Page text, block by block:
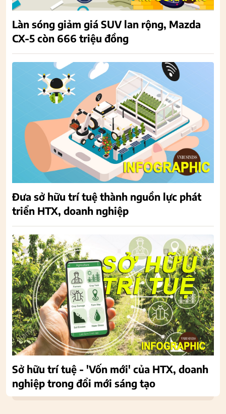
Làn sóng giảm giá SUV lan rộng, Mazda
CX-5 còn 666 triệu đồng
Đưa sở hữu trí tuệ thành nguồn lực phát
triển HTX, doanh nghiệp
Sở hữu trí tuệ - 'Vốn mới' của HTX, doanh
nghiệp trong đổi mới sáng tạo